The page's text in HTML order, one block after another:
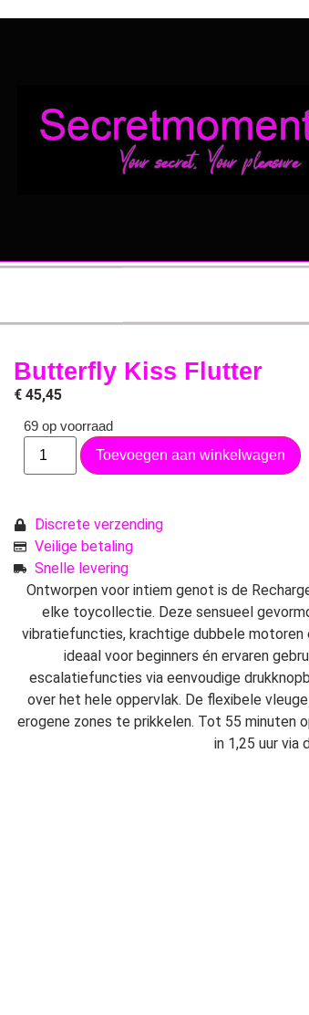
Butterfly Kiss Flutter
€ 45,45
69 op voorraad
Toevoegen aan winkelwagen
Discrete verzending
Veilige betaling
Snelle levering
Ontworpen voor intiem genot is de
elke toycollectie. Deze sensueel
vibratiefuncties, krachtige dubbele
ideaal voor beginners én ervaren
escalatiefuncties via eenvoudige
over het hele oppervlak. De flexibele
erogene zones te prikkelen. Tot 55 minuten
in 1,25 uur via